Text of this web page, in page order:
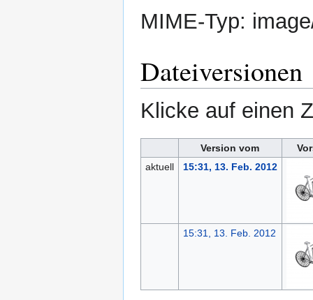
MIME-Typ:
Dateiversionen
Klicke auf einen
Version vom
aktuell
15:31, 13. Feb. 2012
15:31, 13. Feb. 2012